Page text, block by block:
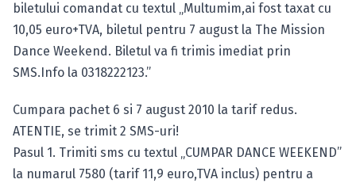
biletului comandat cu textul „Multumim,ai fost taxat cu
10,05 euro+TVA, biletul pentru 7 august la The Mission
Dance Weekend. Biletul va fi trimis imediat prin
SMS.Info la 0318222123.”
Cumpara pachet 6 si 7 august 2010 la tarif redus.
ATENTIE, se trimit 2 SMS-uri!
Pasul 1. Trimiti sms cu textul „CUMPAR DANCE WEEKEND”
la numarul 7580 (tarif 11,9 euro,TVA inclus) pentru a